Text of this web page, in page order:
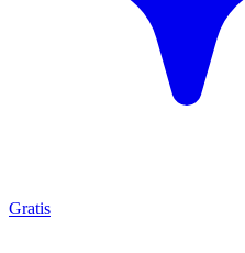
Gratis